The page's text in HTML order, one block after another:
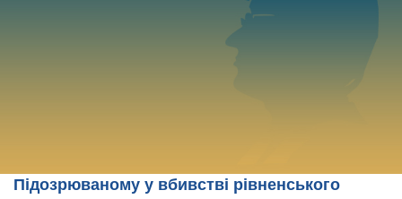
Підозрюваному у вбивстві рівненського